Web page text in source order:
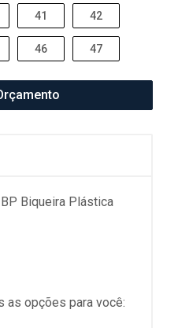
41 42
46 47
Biqueira Plástica
as opções para você: